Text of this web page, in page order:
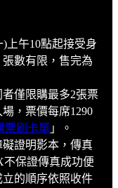
上午10點起接受身
數有限，售完為
僅限購最多2張票
，票價每席1290
票刷卡單 」。
證明影本，傳真
不保證傳真成功便
的順序依照收件